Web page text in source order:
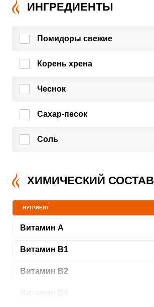
ИНГРЕДИЕНТЫ
Помидоры свежие
Корень хрена
Чеснок
Сахар-песок
Соль
ХИМИЧЕСКИЙ СОСТАВ
НУТРИЕНТ
Витамин A
Витамин В1
Витамин В2